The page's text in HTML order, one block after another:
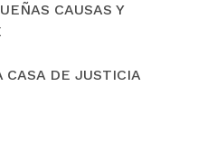
CAUSAS Y
CASA DE JUSTICIA